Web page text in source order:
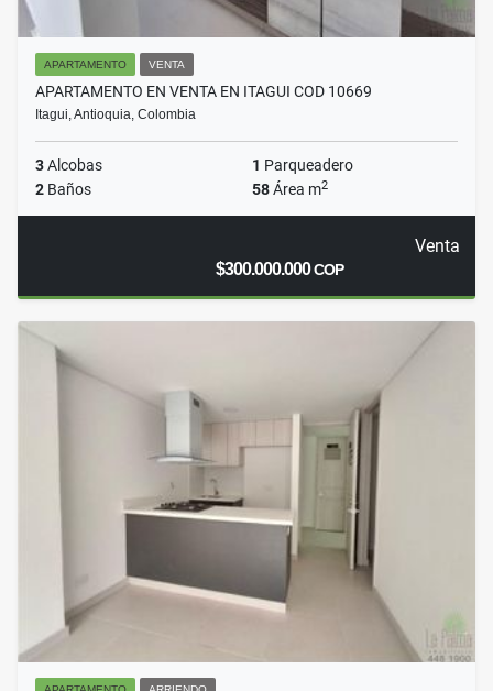
APARTAMENTO VENTA
APARTAMENTO EN VENTA EN ITAGUI COD 10669
Itagui, Antioquia, Colombia
3Alcobas 1 Parqueadero
2 Baños 58Área m2
Venta
$300.000.000COP